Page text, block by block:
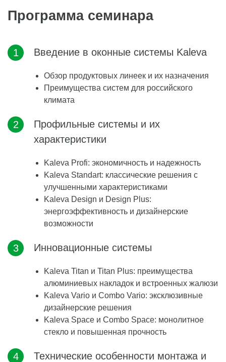
Программа семинара
Введение в оконные системы Kaleva
Обзор продуктовых линеек и их назначения
Преимущества систем для российского
климата
Профильные системы и их
характеристики
Kaleva Profi: экономичность и надежность
Kaleva Standart: классические решения с
улучшенными характеристиками
Kaleva Design и Design Plus:
энергоэффективность и дизайнерские
возможности
Инновационные системы
Kaleva Titan и Titan Plus: преимущества
алюминиевых накладок и встроенных жалюзи
Kaleva Vario и Combo Vario: эксклюзивные
дизайнерские решения
Kaleva Space и Combo Space: монолитное
стекло и повышенная прочность
Технические особенности монтажа и